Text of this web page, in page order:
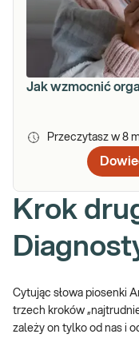
Jak wzmocnić
Przeczytasz w 8
Krok
Cytując słowa piosenki
trzech kroków
zależy on tylko od nas i